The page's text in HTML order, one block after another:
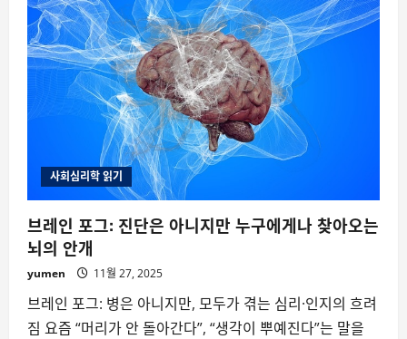
사회심리학 읽기
브레인 포그: 진단은 아니지만 누구에게나 찾아오는
뇌의 안개
yumen 11월 27, 2025
브레인 포그: 병은 아니지만, 모두가 겪는 심리·인지의 흐려
짐 요즘 “머리가 안 돌아간다”, “생각이 뿌예진다”는 말을